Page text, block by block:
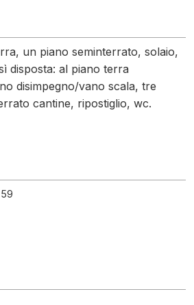
un piano seminterrato, solaio,
disposta: al piano terra
disimpegno/vano scala, tre
cantine, ripostiglio, wc.